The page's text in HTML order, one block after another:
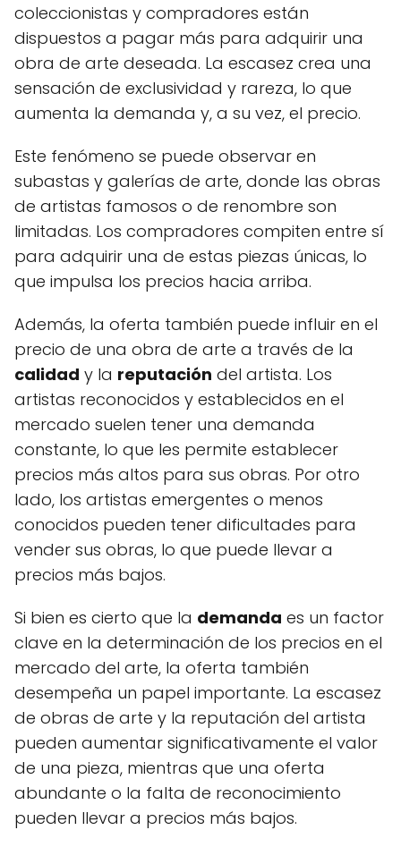
coleccionistas y compradores están
dispuestos a pagar más para adquirir una
obra de arte deseada. La escasez crea una
sensación de exclusividad y rareza, lo que
aumenta la demanda y, a su vez, el precio.
Este fenómeno se puede observar en
subastas y galerías de arte, donde las obras
de artistas famosos o de renombre son
limitadas. Los compradores compiten entre sí
para adquirir una de estas piezas únicas, lo
que impulsa los precios hacia arriba.
Además, la oferta también puede influir en el
precio de una obra de arte a través de la
calidad y la reputación del artista. Los
artistas reconocidos y establecidos en el
mercado suelen tener una demanda
constante, lo que les permite establecer
precios más altos para sus obras. Por otro
lado, los artistas emergentes o menos
conocidos pueden tener dificultades para
vender sus obras, lo que puede llevar a
precios más bajos.
Si bien es cierto que la demanda es un factor
clave en la determinación de los precios en el
mercado del arte, la oferta también
desempeña un papel importante. La escasez
de obras de arte y la reputación del artista
pueden aumentar significativamente el valor
de una pieza, mientras que una oferta
abundante o la falta de reconocimiento
pueden llevar a precios más bajos.